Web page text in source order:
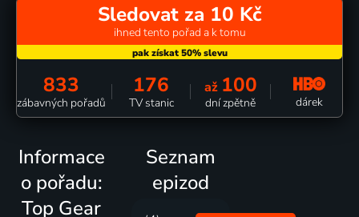
Sledovat za 10 Kč
ihned tento pořad a k tomu
833
zábavných pořadů
176
TV stanic
až 100
dní zpětně dárek
Informace
o pořadu:
Top Gear
Seznam
epizod